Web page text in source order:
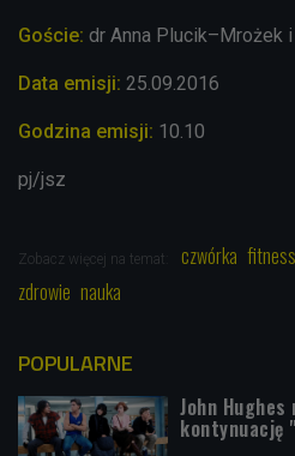
Goście: dr Anna Plucik–Mrożek
Data emisji: 25.09.2016
Godzina emisji: 10.10
pj/jsz
Zobacz więcej na temat: czwórka fitness
zdrowie nauka
POPULARNE
John Hughes
kontynuację